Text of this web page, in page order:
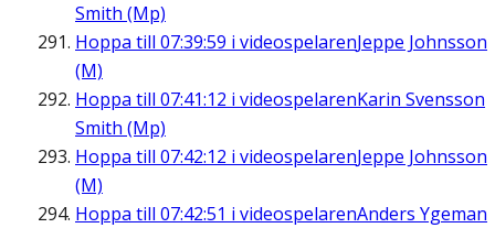
Smith (Mp)
Hoppa till 07:39:59 i videospelarenJeppe Johnsson
(M)
Hoppa till 07:41:12 i videospelarenKarin Svensson
Smith (Mp)
Hoppa till 07:42:12 i videospelarenJeppe Johnsson
(M)
Hoppa till 07:42:51 i videospelarenAnders Ygeman